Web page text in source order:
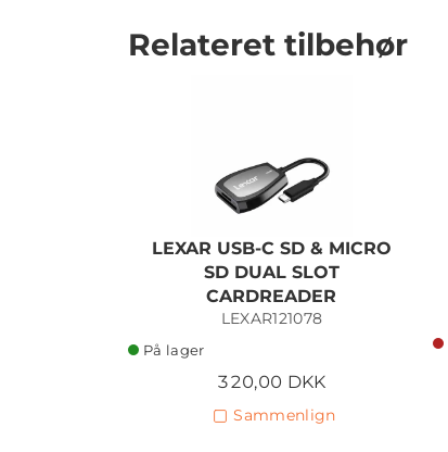
Relateret tilbehør
LEXAR USB-C SD & MICRO
SD DUAL SLOT
CARDREADER
LEXAR121078
På lager
320,00 DKK
Sammenlign